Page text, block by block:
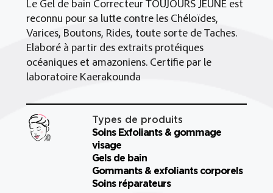
Le Gel de bain Correcteur TOUJOURS JEUNE est
reconnu pour sa lutte contre les Chéloïdes,
Varices, Boutons, Rides, toute sorte de Taches.
Elaboré à partir des extraits protéiques
océaniques et amazoniens. Certifie par le
laboratoire Kaerakounda
Types de produits
Soins Exfoliants & gommage
visage
Gels de bain
Gommants & exfoliants corporels
Soins réparateurs